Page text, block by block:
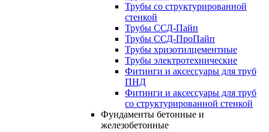
Трубы со структурированной
стенкой
Трубы ССД-Пайп
Трубы ССД-ПроПайп
Трубы хризотилцементные
Трубы электротехнические
Фитинги и аксессуары для труб
ПНД
Фитинги и аксессуары для труб
со структурированной стенкой
Фундаменты бетонные и
железобетонные